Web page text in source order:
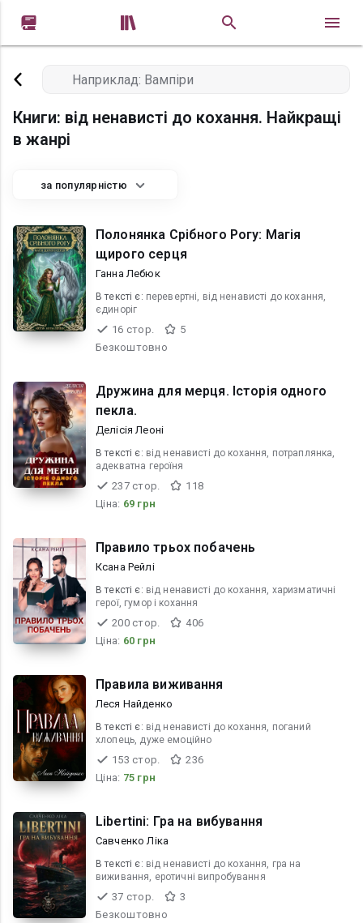
 
Книги: від ненависті до кохання. Найкращі
в жанрі
за популярністю
Полонянка Срібного Рогу: Магія
щирого серця
Ганна Лебюк
В текcті є: перевертні, від ненависті до кохання,
єдиноріг
16 стор.
5
Безкоштовно
Дружина для мерця. Історія одного
пекла.
Делісія Леоні
В текcті є: від ненависті до кохання, потраплянка,
адекватна героїня
237 стор.
118
Ціна: 69 грн
Правило трьох побачень
Ксана Рейлі
В текcті є: від ненависті до кохання, харизматичні
герої, гумор і кохання
200 стор.
406
Ціна: 60 грн
Правила виживання
Леся Найденко
В текcті є: від ненависті до кохання, поганий
хлопець, дуже емоційно
153 стор.
236
Ціна: 75 грн
Libertini: Гра на вибування
Савченко Ліка
В текcті є: від ненависті до кохання, гра на
виживання, еротичні випробування
37 стор.
3
Безкоштовно